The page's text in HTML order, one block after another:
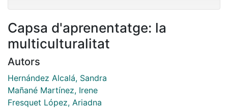
Capsa d'aprenentatge: la
multiculturalitat
Autors
Hernández Alcalá, Sandra
Mañané Martínez, Irene
Fresquet López, Ariadna